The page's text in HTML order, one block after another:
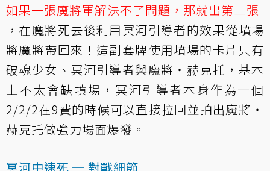
如果一張魔將軍解決不了問題，那就出第二張
，在魔將死去後利用冥河引導者的效果從墳場
將魔將帶回來！這副套牌使用墳場的卡片只有
破魂少女 、 冥河引導者與魔將‧赫克托 ，基本
上不太會缺墳場， 冥河引導者本身作為一個
2/2/2在9費的時候可以直接拉回並拍出魔將‧
赫克托做強力場面爆發。
冥河中速死 ─ 對戰細節